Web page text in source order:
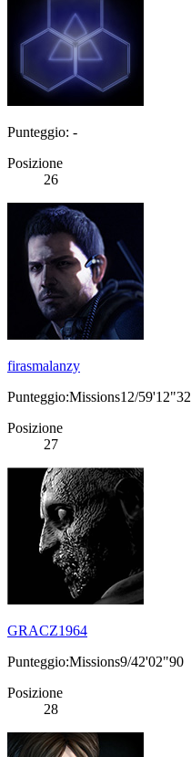
Punteggio: -
Posizione
26
firasmalanzy
Punteggio:Missions12/59'12"32
Posizione
27
GRACZ1964
Punteggio:Missions9/42'02"90
Posizione
28